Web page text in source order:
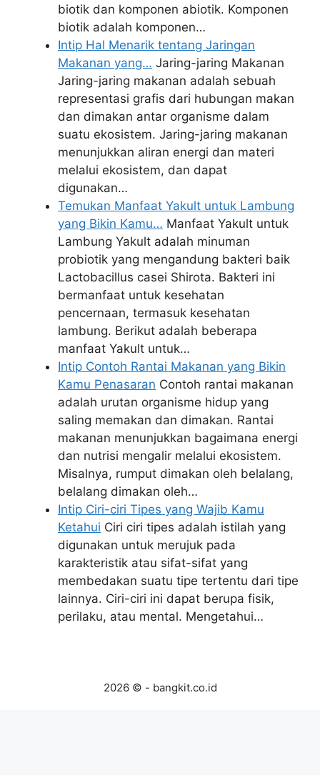
biotik dan komponen abiotik. Komponen
biotik adalah komponen…
Intip Hal Menarik tentang Jaringan
Makanan yang… Jaring-jaring Makanan
Jaring-jaring makanan adalah sebuah
representasi grafis dari hubungan makan
dan dimakan antar organisme dalam
suatu ekosistem. Jaring-jaring makanan
menunjukkan aliran energi dan materi
melalui ekosistem, dan dapat
digunakan…
Temukan Manfaat Yakult untuk Lambung
yang Bikin Kamu… Manfaat Yakult untuk
Lambung Yakult adalah minuman
probiotik yang mengandung bakteri baik
Lactobacillus casei Shirota. Bakteri ini
bermanfaat untuk kesehatan
pencernaan, termasuk kesehatan
lambung. Berikut adalah beberapa
manfaat Yakult untuk…
Intip Contoh Rantai Makanan yang Bikin
Kamu Penasaran Contoh rantai makanan
adalah urutan organisme hidup yang
saling memakan dan dimakan. Rantai
makanan menunjukkan bagaimana energi
dan nutrisi mengalir melalui ekosistem.
Misalnya, rumput dimakan oleh belalang,
belalang dimakan oleh…
Intip Ciri-ciri Tipes yang Wajib Kamu
Ketahui Ciri ciri tipes adalah istilah yang
digunakan untuk merujuk pada
karakteristik atau sifat-sifat yang
membedakan suatu tipe tertentu dari tipe
lainnya. Ciri-ciri ini dapat berupa fisik,
perilaku, atau mental. Mengetahui…
2026 © - bangkit.co.id